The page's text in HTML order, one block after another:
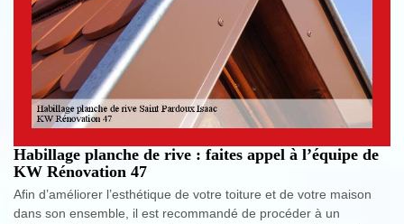
Habillage planche de rive : faites appel à l’équipe de
KW Rénovation 47
Afin d’améliorer l’esthétique de votre toiture et de votre maison
dans son ensemble, il est recommandé de procéder à un